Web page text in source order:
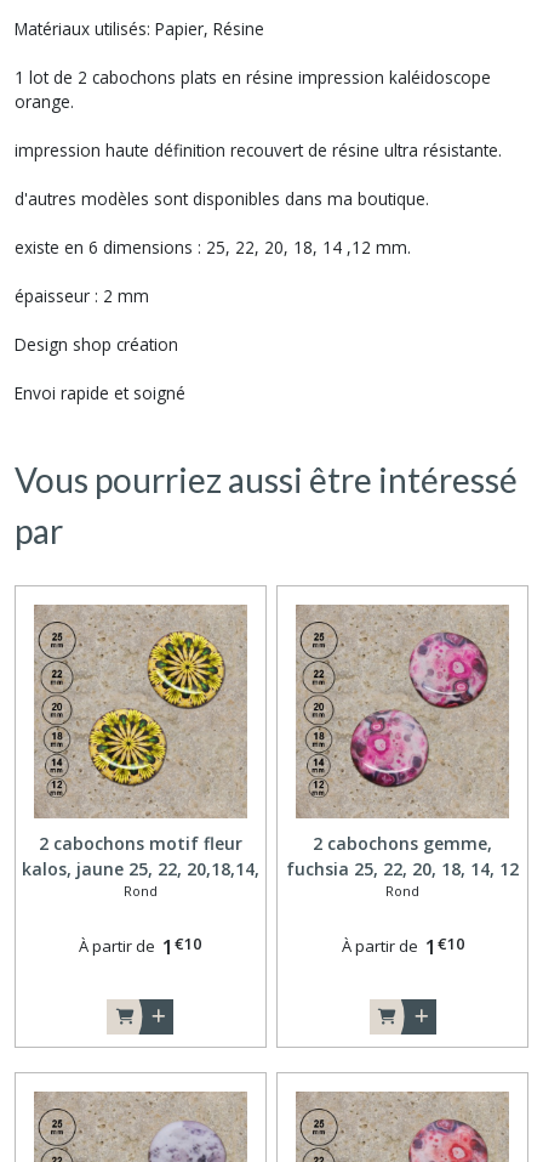
Matériaux utilisés: Papier, Résine
1 lot de 2 cabochons plats en résine impression kaléidoscope
orange.
impression haute définition recouvert de résine ultra résistante.
d'autres modèles sont disponibles dans ma boutique.
existe en 6 dimensions : 25, 22, 20, 18, 14 ,12 mm.
épaisseur : 2 mm
Design shop création
Envoi rapide et soigné
Vous pourriez aussi être intéressé
par
2 cabochons motif fleur
kalos, jaune 25, 22, 20,18,14,
12 mm A124
Rond
À partir de 1 €10
2 cabochons gemme,
fuchsia 25, 22, 20, 18, 14, 12
mm A125
Rond
À partir de 1 €10